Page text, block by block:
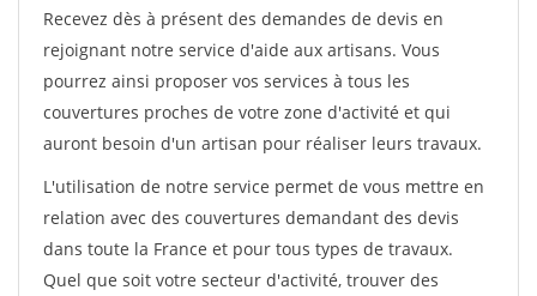
Recevez dès à présent des demandes de devis en
rejoignant notre service d'aide aux artisans. Vous
pourrez ainsi proposer vos services à tous les
couvertures proches de votre zone d'activité et qui
auront besoin d'un artisan pour réaliser leurs travaux.
L'utilisation de notre service permet de vous mettre en
relation avec des couvertures demandant des devis
dans toute la France et pour tous types de travaux.
Quel que soit votre secteur d'activité, trouver des